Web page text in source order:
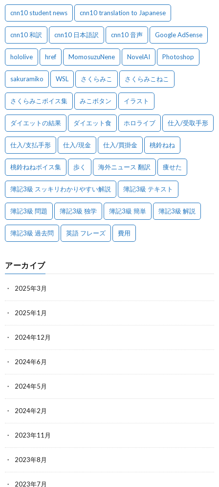
cnn10 student news cnn10 translation to Japanese
cnn10 和訳 cnn10 日本語訳 cnn10 音声 Google AdSense
hololive href MomosuzuNene NovelAI Photoshop
sakuramiko WSL さくらみこ さくらみこねこ
さくらみこボイス集 みこボタン イラスト
ダイエットの結果 ダイエット食 ホロライブ 仕入/受取手形
仕入/支払手形 仕入/現金 仕入/買掛金 桃鈴ねね
桃鈴ねねボイス集 歩く 海外ニュース 翻訳 痩せた
簿記3級 スッキリわかりやすい解説 簿記3級 テキスト
簿記3級 問題 簿記3級 独学 簿記3級 簡単 簿記3級 解説
簿記3級 過去問 英語 フレーズ 費用
アーカイブ
2025年3月
2025年1月
2024年12月
2024年6月
2024年5月
2024年2月
2023年11月
2023年8月
2023年7月